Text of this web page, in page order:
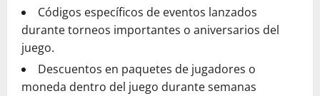
Códigos específicos de eventos lanzados
durante torneos importantes o aniversarios del
juego.
Descuentos en paquetes de jugadores o
moneda dentro del juego durante semanas